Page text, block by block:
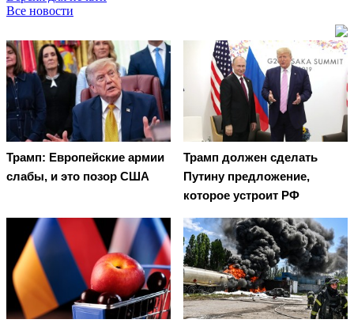
Все новости
Трамп: Европейские армии
слабы, и это позор США
Трамп должен сделать
Путину предложение,
которое устроит РФ